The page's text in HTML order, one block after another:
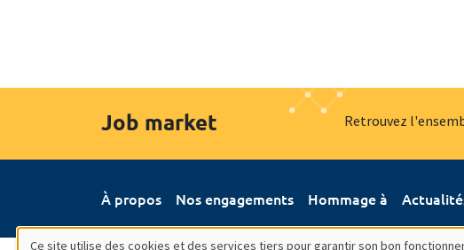
Job market Retrouvez
À propos Nos engagements Hommage à
Ce site utilise des cookies et des services tiers pour garantir son bon